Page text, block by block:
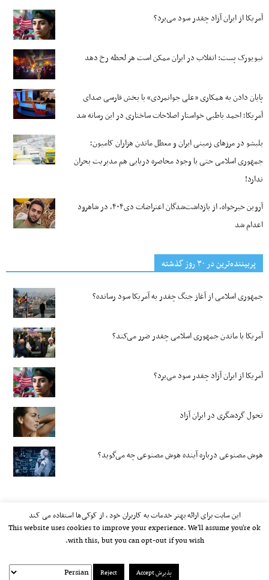
آمریکا از ایران آزاد چقدر سود می‌برد؟
نیویورک پست: انقلاب در ایران ممکن است هر لحظه رخ دهد
پایان دادن به همکاری «علی جوانمردی» با بخش فارسی صدای
آمریکا؛ احمد باطبی خواستار اصلاحات ساختاری در این رسانه شد
بلبشو در مرزهای زمینی ایران و معطل ماندن هزاران کامیون؛
جمهوری اسلامی حتی با وجود محاصره دریایی هم مدیریت بحران
ندارد!
آروین خیرخواه، از بازداشت‌شدگان اعتراضات دی۴۰۴، در شاهرود
اعدام شد
پربیننده‌ترین‌ در ۳۰ روز گذشته
جمهوری اسلامی از آغاز جنگ چقدر به آمریکا سود رسانده؟
آمریکا با ماندن جمهوری اسلامی چقدر ضرر می‌کند؟
آمریکا از ایران آزاد چقدر سود می‌برد؟
تحول گردشگری در ایران آزاد
هوش مصنوعی درباره آینده هوش مصنوعی چه می‌گوید؟
kayhan.london 2000-2026© خط مشی استفاده مجاز از وب‌سایت
این سایت برای ارائه بهتر خدمات به کاربران خود ، از کوکی‌ها استفاده می کند
This website uses cookies to improve your experience. We'll assume you're ok
with this, but you can opt-out if you wish.
پذیرش Accept Reject